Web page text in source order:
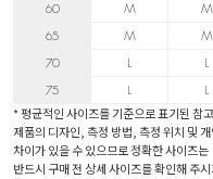
60
M M
65
M M
70
L L
75
L L
* 평균적인 사이즈를 기준으로 표기된 참
제품의 디자인, 측정 방법, 측정 위치 및
차이가 있을 수 있으므로 정확한 사이즈는
반드시 구매 전 상세 사이즈를 확인해 주